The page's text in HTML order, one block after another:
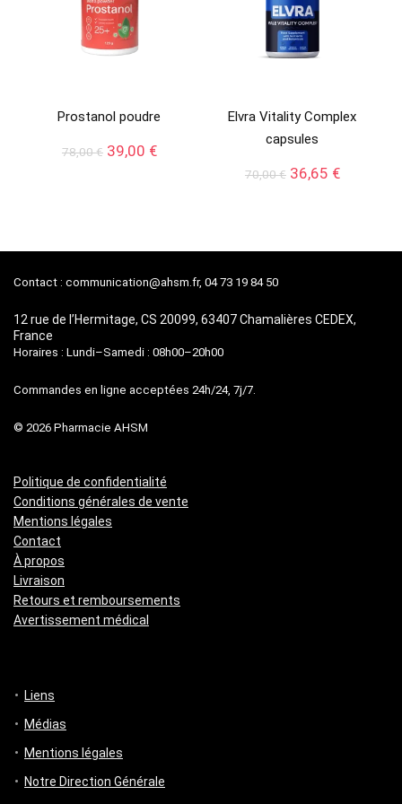
Prostanol poudre
78,00€ Le
39,00 €Le
Elvra Vitality Complex
capsules
70,00€ Le
36,65 €Le
Contact : communication@ahsm.fr, 04 73 19 84 50
12 rue de l’Hermitage, CS 20099, 63407 Chamalières CEDEX,
France
Horaires : Lundi–Samedi : 08h00–20h00
Commandes en ligne acceptées 24h/24, 7j/7.
© 2026 Pharmacie AHSM
Politique de confidentialité
Conditions générales de vente
Mentions légales
Contact
À propos
Livraison
Retours et remboursements
Avertissement médical
Liens
Médias
Mentions légales
Notre Direction Générale